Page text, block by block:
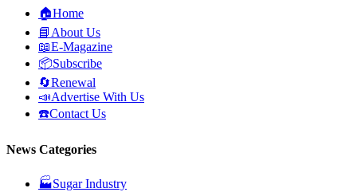
🏠Home
📘 About Us
📖E-Magazine
📦Subscribe
🔄Renewal
📣Advertise With Us
☎️Contact Us
News Categories
🏭Sugar Industry